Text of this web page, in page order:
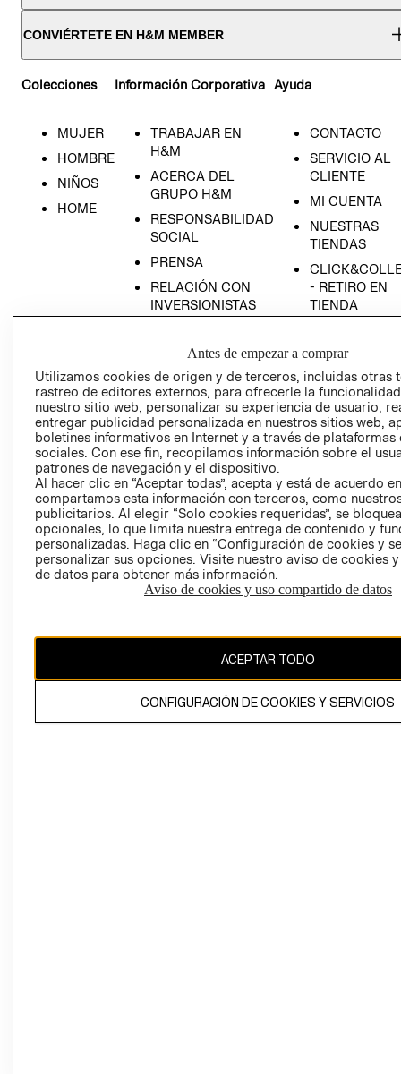
CONVIÉRTETE EN H&M MEMBER
Colecciones
MUJER
HOMBRE
NIÑOS
HOME
Información Corporativa
TRABAJAR EN
H&M
ACERCA DEL
GRUPO H&M
RESPONSABILIDAD
SOCIAL
PRENSA
RELACIÓN CON
INVERSIONISTAS
EMPRESARIAL
Ayuda
CONTACTO
SERVICIO AL
CLIENTE
MI CUENTA
NUESTRAS
TIENDAS
- RETIRO EN
TIENDA
CONDICIONES
AVISO DE
PRIVACIDAD
GIFT CARD
AVISO DE
COOKIES
Chile ($)
El contenido de esta página web está protegido por copyright y es
propiedad de H&M Hennes & Mauritz AB.
Antes de empezar a comprar
Utilizamos cookies de origen y de terceros, incluidas otras
rastreo de editores externos, para ofrecerle la
nuestro sitio web, personalizar su experiencia de usuario,
entregar publicidad personalizada en nuestros sitios web,
boletines informativos en Internet y a través de plataformas
sociales. Con ese fin, recopilamos información sobre el
patrones de navegación y el dispositivo.
Al hacer clic en “Aceptar todas”, acepta y está de acuerdo
compartamos esta información con terceros, como
publicitarios. Al elegir “Solo cookies requeridas”, se
opcionales, lo que limita nuestra entrega de contenido y
personalizadas. Haga clic en “Configuración de cookies y
personalizar sus opciones. Visite nuestro aviso de cookies
de datos para obtener más información.
Aviso de cookies y uso compartido de datos
ACEPTAR TODO
CONFIGURACIÓN DE COOKIES Y SERVICIOS